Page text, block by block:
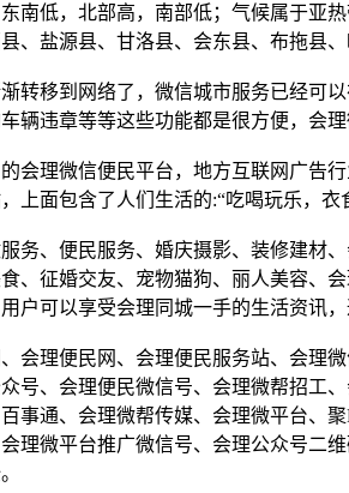
南低，北部高，南部低；气候属于亚
、盐源县、甘洛县、会东县、布拖县
转移到网络了，微信城市服务已经可
辆违章等等这些功能都是很方便，会
会理微信便民平台，地方互联网广告
上面包含了人们生活的:“吃喝玩乐，
务、便民服务、婚庆摄影、装修建材
、征婚交友、宠物猫狗、丽人美容、
户可以享受会理同城一手的生活资讯
会理便民网、会理便民服务站、会理
号、会理便民微信号、会理微帮招工
事通、会理微帮传媒、会理微平台、
理微平台推广微信号、会理公众号二